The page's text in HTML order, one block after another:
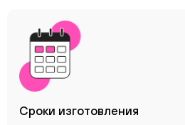
Сроки изготовления